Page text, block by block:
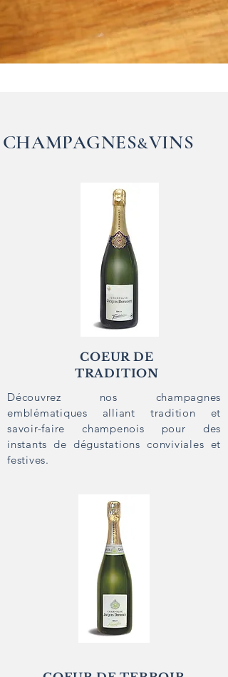
CHAMPAGNES&VINS
COEUR DE
TRADITION
Découvrez nos champagnes
emblématiques alliant tradition et
savoir-faire champenois pour des
instants de dégustations conviviales et
festives.